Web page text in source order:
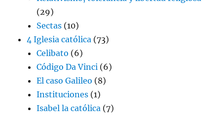
(29)
Sectas (10)
4 Iglesia católica (73)
Celibato (6)
Código Da Vinci (6)
El caso Galileo (8)
Instituciones (1)
Isabel la católica (7)